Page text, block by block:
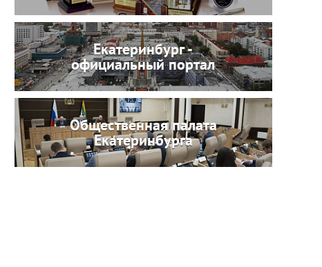
Екатеринбург -
официальный портал
Общественная палата
Екатеринбурга